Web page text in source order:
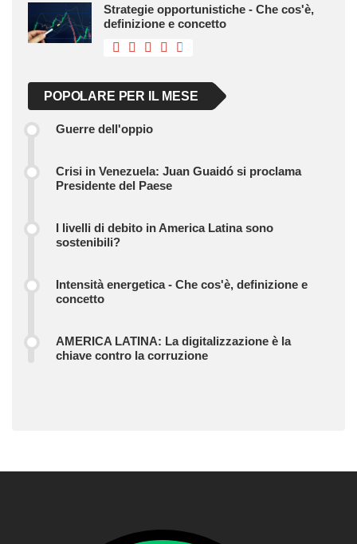
Strategie opportunistiche - Che cos'è,
definizione e concetto
POPOLARE PER IL MESE
Guerre dell'oppio
Crisi in Venezuela: Juan Guaidó si proclama
Presidente del Paese
I livelli di debito in America Latina sono
sostenibili?
Intensità energetica - Che cos'è, definizione e
concetto
AMERICA LATINA: La digitalizzazione è la
chiave contro la corruzione